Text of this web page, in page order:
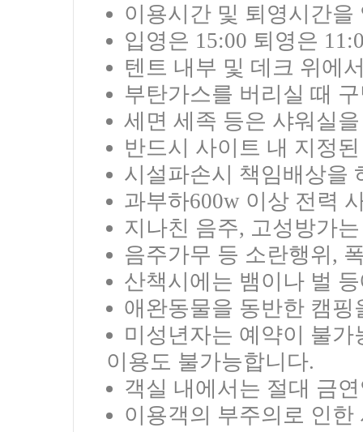
이용시간 및 퇴영시간
입영은 15:00 퇴영은
텐트 내부 및 데크 위에
부탄가스를 버리실 때
세면 세족 등은 샤워실
반드시 사이트 내 지정
시설파손시 책임배상을
과부하600w 이상 전력
지나친 음주, 고성방가
음주가무 등 소란행위,
산책시에는 뱀이나 벌
애완동물을 동반한 캠핑
미성년자는 예약이 불
이용도 불가능합니다.
객실 내에서는 절대 금
이용객의 부주의로 인